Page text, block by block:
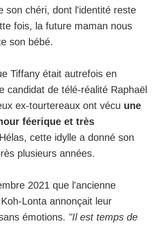
son chéri, dont l'identité reste
fois, la future maman nous
son bébé.
Tiffany était autrefois en
candidat de télé-réalité Raphaël
ex-tourtereaux ont vécu une
féerique et très
cette idylle a donné son
plusieurs années.
2021 que l'ancienne
Lonta annonçait leur
émotions. "Il est temps de